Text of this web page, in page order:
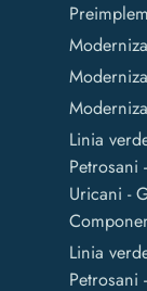
Linia
Petrosani
Uricani -
Linia
Petrosani